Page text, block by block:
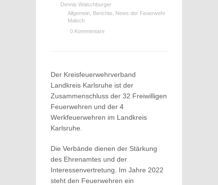
Dennis Walschburger
Allgemein Berichte News der Feuerwehr
Malsch
0 Kommentare
Der Kreisfeuerwehrverband
Landkreis Karlsruhe ist der
Zusammenschluss der 32 Freiwilligen
Feuerwehren und der 4
Werkfeuerwehren im Landkreis
Karlsruhe.
Die Verbände dienen der Stärkung
des Ehrenamtes und der
Interessenvertretung. Im Jahre 2022
steht den Feuerwehren ein